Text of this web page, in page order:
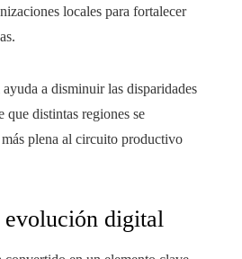
locales para fortalecer
a disminuir las disparidades
que distintas regiones se
plena al circuito productivo
digital